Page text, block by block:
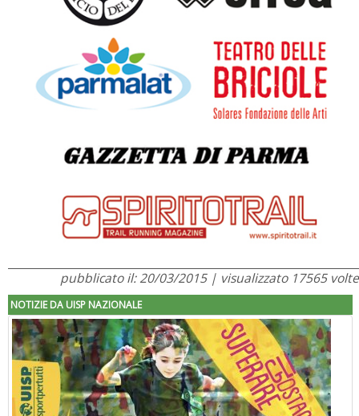
pubblicato il: 20/03/2015 | visualizzato 17565 volte
NOTIZIE DA UISP NAZIONALE